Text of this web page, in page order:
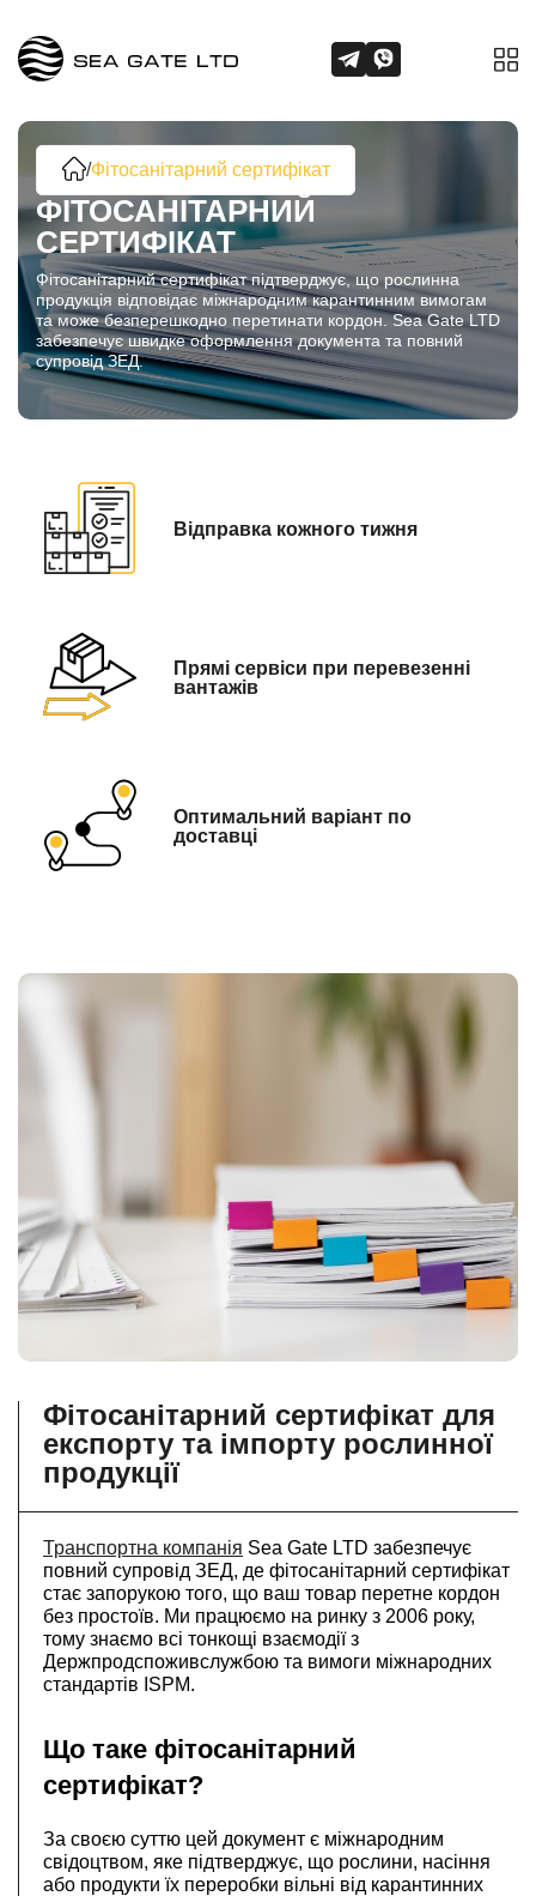
/Фітосанітарний сертифікат
ФІТОСАНІТАРНИЙ
СЕРТИФІКАТ
Фітосанітарний сертифікат підтверджує, що рослинна
продукція відповідає міжнародним карантинним вимогам
та може безперешкодно перетинати кордон. Sea Gate LTD
забезпечує швидке оформлення документа та повний
супровід ЗЕД.
Відправка кожного тижня
Прямі сервіси при перевезенні
вантажів
Оптимальний варіант по
доставці
Фітосанітарний сертифікат для
експорту та імпорту рослинної
продукції
Транспортна компанія Sea Gate LTD забезпечує
повний супровід ЗЕД, де фітосанітарний сертифікат
стає запорукою того, що ваш товар перетне кордон
без простоїв. Ми працюємо на ринку з 2006 року,
тому знаємо всі тонкощі взаємодії з
Держпродспоживслужбою та вимоги міжнародних
стандартів ISPM.
Що таке фітосанітарний
сертифікат?
За своєю суттю цей документ є міжнародним
свідоцтвом, яке підтверджує, що рослини, насіння
або продукти їх переробки вільні від карантинних